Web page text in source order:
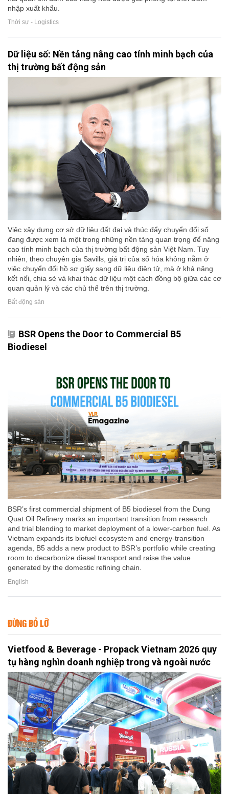
nhập xuất khẩu.
Thời sự - Logistics
Dữ liệu số: Nền tảng nâng cao tính minh bạch của
thị trường bất động sản
Việc xây dựng cơ sở dữ liệu đất đai và thúc đẩy chuyển đổi số
đang được xem là một trong những nền tảng quan trọng để nâng
cao tính minh bạch của thị trường bất động sản Việt Nam. Tuy
nhiên, theo chuyên gia Savills, giá trị của số hóa không nằm ở
việc chuyển đổi hồ sơ giấy sang dữ liệu điện tử, mà ở khả năng
kết nối, chia sẻ và khai thác dữ liệu một cách đồng bộ giữa các cơ
quan quản lý và các chủ thể trên thị trường.
Bất động sản
BSR Opens the Door to Commercial B5
Biodiesel
BSR’s first commercial shipment of B5 biodiesel from the Dung
Quat Oil Refinery marks an important transition from research
and trial blending to market deployment of a lower-carbon fuel. As
Vietnam expands its biofuel ecosystem and energy-transition
agenda, B5 adds a new product to BSR’s portfolio while creating
room to decarbonize diesel transport and raise the value
generated by the domestic refining chain.
English
ĐỪNG BỎ LỠ
Vietfood & Beverage - Propack Vietnam 2026 quy
tụ hàng nghìn doanh nghiệp trong và ngoài nước